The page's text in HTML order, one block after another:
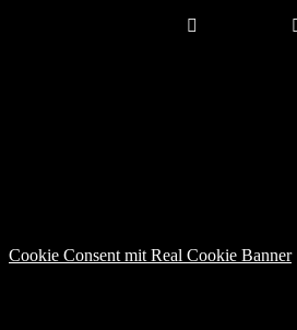
Cookie Consent mit Real Cookie Banner